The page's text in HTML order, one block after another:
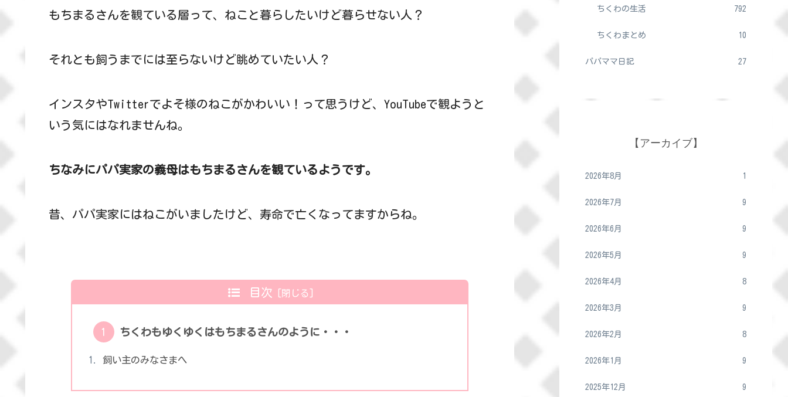
もちまるさんを観ている層って、ねこと暮らしたいけど暮らせない人？
それとも飼うまでには至らないけど眺めていたい人？
インスタやTwitterでよそ様のねこがかわいい！って思うけど、YouTubeで観ようと
いう気にはなれませんね。
ちなみにパパ実家の義母はもちまるさんを観ているようです。
昔、パパ実家にはねこがいましたけど、寿命で亡くなってますからね。
目次
ちくわもゆくゆくはもちまるさんのように・・・
飼い主のみなさまへ
ちくわの生活 792
ちくわまとめ 10
パパママ日記 27
【アーカイブ】
2026年8月 1
2026年7月 9
2026年6月 9
2026年5月 9
2026年4月 8
2026年3月 9
2026年2月 8
2026年1月 9
2025年12月 9